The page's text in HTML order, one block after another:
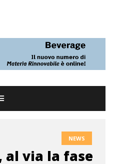
NEWS
al via la fase